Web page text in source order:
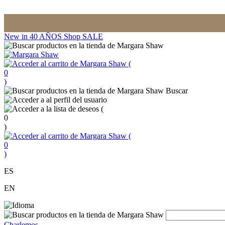
New in 40 AÑOS Shop SALE
(
0
)
Buscar
(
0
)
(
0
)
ES
EN